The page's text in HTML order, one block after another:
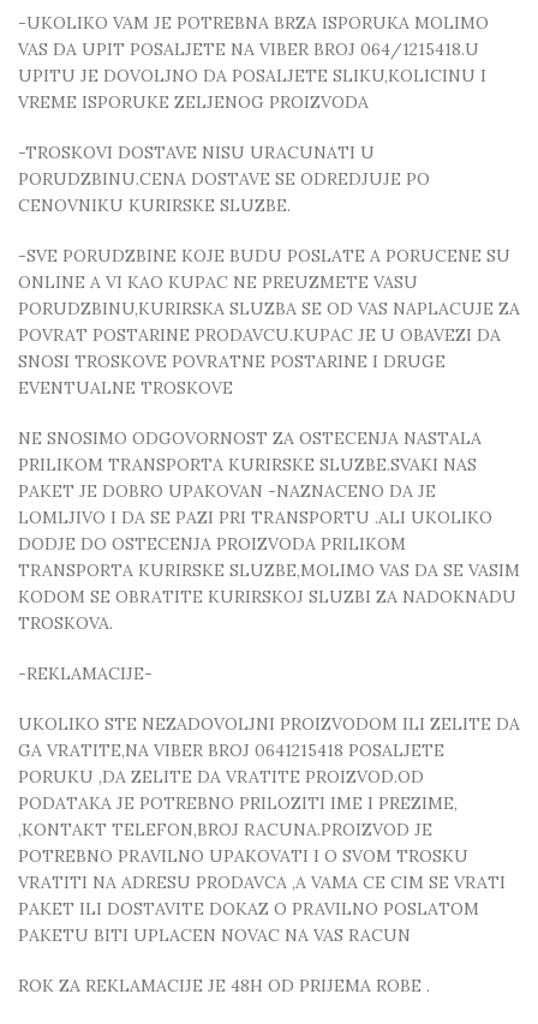
-UKOLIKO VAM JE POTREBNA BRZA ISPORUKA MOLIMO
VAS DA UPIT POSALJETE NA VIBER BROJ 064/1215418.U
UPITU JE DOVOLJNO DA POSALJETE SLIKU,KOLICINU I
VREME ISPORUKE ZELJENOG PROIZVODA
-TROSKOVI DOSTAVE NISU URACUNATI U
PORUDZBINU.CENA DOSTAVE SE ODREDJUJE PO
CENOVNIKU KURIRSKE SLUZBE.
-SVE PORUDZBINE KOJE BUDU POSLATE A PORUCENE SU
ONLINE A VI KAO KUPAC NE PREUZMETE VASU
PORUDZBINU,KURIRSKA SLUZBA SE OD VAS NAPLACUJE ZA
POVRAT POSTARINE PRODAVCU.KUPAC JE U OBAVEZI DA
SNOSI TROSKOVE POVRATNE POSTARINE I DRUGE
EVENTUALNE TROSKOVE
NE SNOSIMO ODGOVORNOST ZA OSTECENJA NASTALA
PRILIKOM TRANSPORTA KURIRSKE SLUZBE.SVAKI NAS
PAKET JE DOBRO UPAKOVAN -NAZNACENO DA JE
LOMLJIVO I DA SE PAZI PRI TRANSPORTU .ALI UKOLIKO
DODJE DO OSTECENJA PROIZVODA PRILIKOM
TRANSPORTA KURIRSKE SLUZBE,MOLIMO VAS DA SE VASIM
KODOM SE OBRATITE KURIRSKOJ SLUZBI ZA NADOKNADU
TROSKOVA.
-REKLAMACIJE-
UKOLIKO STE NEZADOVOLJNI PROIZVODOM ILI ZELITE DA
GA VRATITE,NA VIBER BROJ 0641215418 POSALJETE
PORUKU ,DA ZELITE DA VRATITE PROIZVOD.OD
PODATAKA JE POTREBNO PRILOZITI IME I PREZIME,
,KONTAKT TELEFON,BROJ RACUNA.PROIZVOD JE
POTREBNO PRAVILNO UPAKOVATI I O SVOM TROSKU
VRATITI NA ADRESU PRODAVCA ,A VAMA CE CIM SE VRATI
PAKET ILI DOSTAVITE DOKAZ O PRAVILNO POSLATOM
PAKETU BITI UPLACEN NOVAC NA VAS RACUN
ROK ZA REKLAMACIJE JE 48H OD PRIJEMA ROBE .